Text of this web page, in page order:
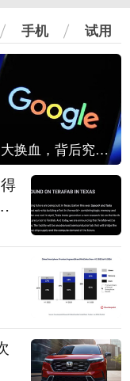
手机 试用
谷歌AI大换血，背后究竟发生了什么？